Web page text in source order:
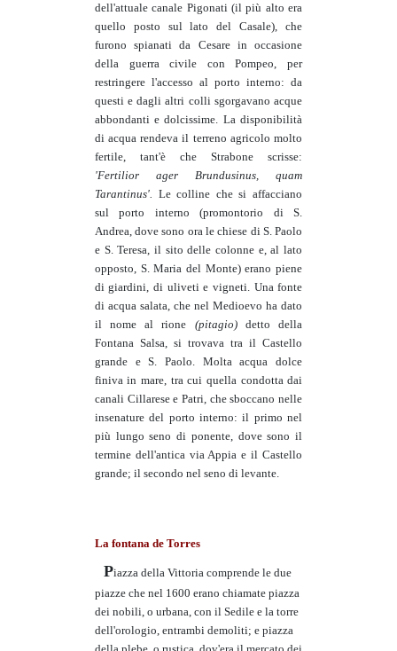
dell'attuale canale Pigonati (il più alto era
quello posto sul lato del Casale), che
furono spianati da Cesare in occasione
della guerra civile con Pompeo, per
restringere l'accesso al porto interno: da
questi e dagli altri colli sgorgavano acque
abbondanti e dolcissime. La disponibilità
di acqua rendeva il terreno agricolo molto
fertile, tant'è che Strabone scrisse:
'Fertilior ager Brundusinus, quam
Tarantinus'. Le colline che si affacciano
sul porto interno (promontorio di S.
Andrea, dove sono ora le chiese di S. Paolo
e S. Teresa, il sito delle colonne e, al lato
opposto, S. Maria del Monte) erano piene
di giardini, di uliveti e vigneti. Una fonte
di acqua salata, che nel Medioevo ha dato
il nome al rione (pitagio)detto della
Fontana Salsa, si trovava tra il Castello
grande e S. Paolo. Molta acqua dolce
finiva in mare, tra cui quella condotta dai
canali Cillarese e Patri, che sboccano nelle
insenature del porto interno: il primo nel
più lungo seno di ponente, dove sono il
termine dell'antica via Appia e il Castello
grande; il secondo nel seno di levante.
La fontana de Torres
Piazza della Vittoria comprende le due
piazze che nel 1600 erano chiamate piazza
dei nobili, o urbana, con il Sedile e la torre
dell'orologio, entrambi demoliti; e piazza